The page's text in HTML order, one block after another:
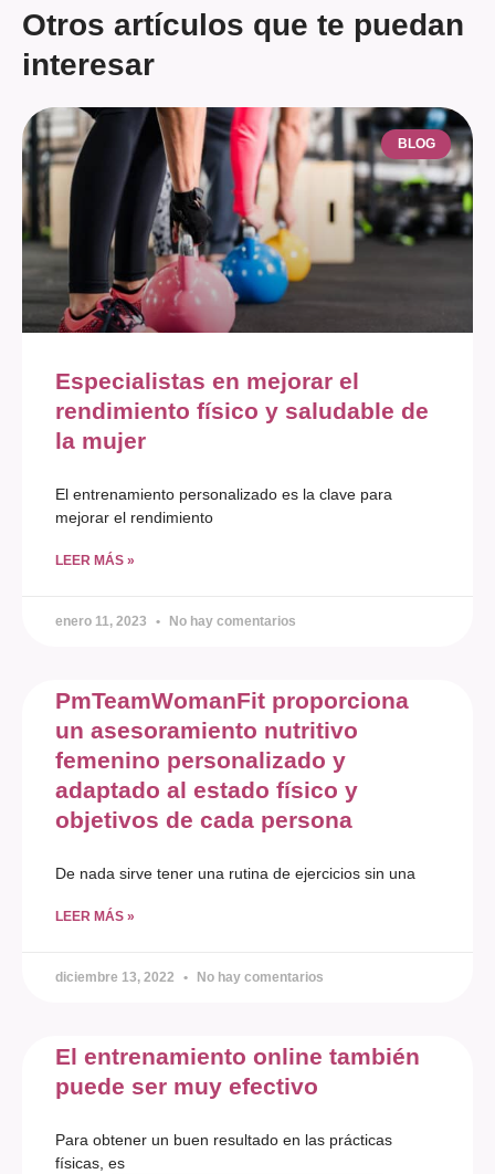
Otros artículos que te puedan
interesar
BLOG
Especialistas en mejorar el
rendimiento físico y saludable de
la mujer
El entrenamiento personalizado es la clave para
mejorar el rendimiento
LEER MÁS »
enero 11, 2023 No hay comentarios
PmTeamWomanFit proporciona
un asesoramiento nutritivo
femenino personalizado y
adaptado al estado físico y
objetivos de cada persona
De nada sirve tener una rutina de ejercicios sin una
LEER MÁS »
diciembre 13, 2022 No hay comentarios
El entrenamiento online también
puede ser muy efectivo
Para obtener un buen resultado en las prácticas
físicas, es